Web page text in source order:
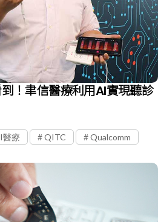
！聿信醫療利用AI實現聽診
醫療 QITC Qualcomm